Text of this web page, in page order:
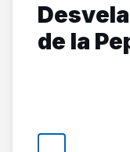
de la